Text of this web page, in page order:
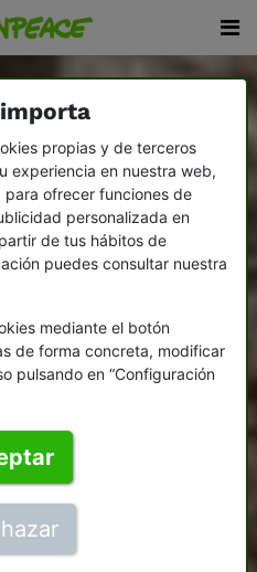
propias y de terceros
experiencia en nuestra web,
para ofrecer funciones de
personalizada en
de tus hábitos de
puedes consultar nuestra
mediante el botón
de forma concreta, modificar
pulsando en “Configuración